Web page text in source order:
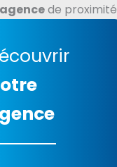
de proximité